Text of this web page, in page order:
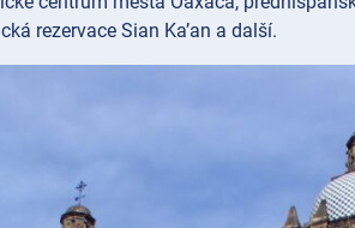
rezervace Sian Ka’an a další.